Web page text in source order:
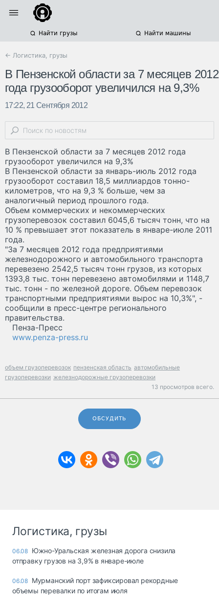
Найти грузы Найти машины
← Логистика, грузы
В Пензенской области за 7 месяцев 2012
года грузооборот увеличился на 9,3%
17:22, 21 Сентября 2012
В Пензенской области за 7 месяцев 2012 года
грузооборот увеличился на 9,3%
В Пензенской области за январь-июль 2012 года
грузооборот составил 18,5 миллиардов тонно-
километров, что на 9,3 % больше, чем за
аналогичный период прошлого года.
Объем коммерческих и некоммерческих
грузоперевозок составил 6045,6 тысяч тонн, что на
10 % превышает этот показатель в январе-июле 2011
года.
"За 7 месяцев 2012 года предприятиями
железнодорожного и автомобильного транспорта
перевезено 2542,5 тысяч тонн грузов, из которых
1393,8 тыс. тонн перевезено автомобилями и 1148,7
тыс. тонн - по железной дороге. Объем перевозок
транспортными предприятиями вырос на 10,3%", -
сообщили в пресс-центре регионального
правительства.
Пенза-Пресс
www.penza-press.ru
объем грузоперевозок пензенская область автомобильные
грузоперевозки железнодорожные грузоперевозки
13 просмотров всего.
ОБСУДИТЬ
Логистика, грузы
06.08 Южно-Уральская железная дорога снизила
отправку грузов на 3,9% в январе-июле
06.08 Мурманский порт зафиксировал рекордные
объемы перевалки по итогам июля